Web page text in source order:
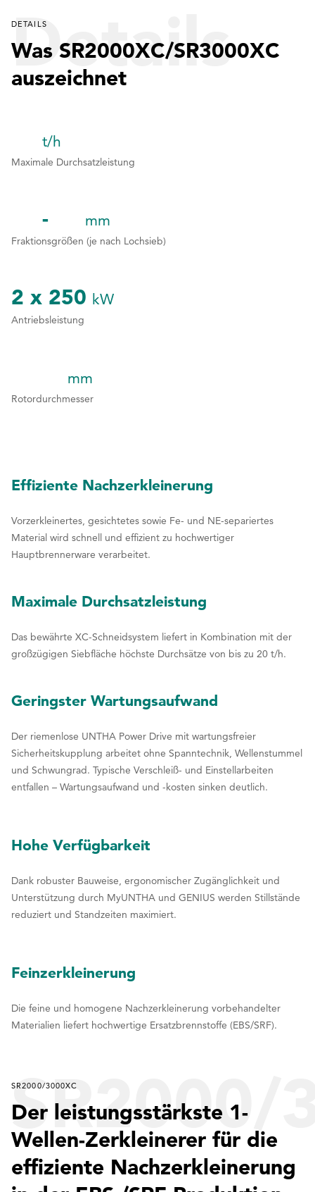
Details
DETAILS
Was SR2000XC/SR3000XC
auszeichnet
11
4
6
7
t/h
Maximale Durchsatzleistung
11
3
4
7
0
1
3
4
7
1
3
4
6
7
0
mm
Fraktionsgrößen (je nach Lochsieb)
2 x 250 kW
Antriebsleistung
11
4
5
6
7
8
0
1
4
5
6
8
0
1
4
5
6
8
0
mm
Rotordurchmesser
Effiziente Nachzerkleinerung
Vorzerkleinertes, gesichtetes sowie Fe- und NE-separiertes
Material wird schnell und effizient zu hochwertiger
Hauptbrennerware verarbeitet.
Maximale Durchsatzleistung
Das bewährte XC-Schneidsystem liefert in Kombination mit der
großzügigen Siebfläche höchste Durchsätze von bis zu 20 t/h.
Geringster Wartungsaufwand
Der riemenlose UNTHA Power Drive mit wartungsfreier
Sicherheitskupplung arbeitet ohne Spanntechnik, Wellenstummel
und Schwungrad. Typische Verschleiß- und Einstellarbeiten
entfallen – Wartungsaufwand und -kosten sinken deutlich.
Hohe Verfügbarkeit
Dank robuster Bauweise, ergonomischer Zugänglichkeit und
Unterstützung durch MyUNTHA und GENIUS werden Stillstände
reduziert und Standzeiten maximiert.
Feinzerkleinerung
Die feine und homogene Nachzerkleinerung vorbehandelter
Materialien liefert hochwertige Ersatzbrennstoffe (EBS/SRF).
SR2000/
SR2000/3000XC
Der leistungsstärkste 1-
Wellen-Zerkleinerer für die
effiziente Nachzerkleinerung